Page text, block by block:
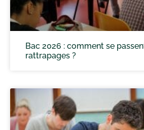
Bac 2026 : comment se
rattrapages ?